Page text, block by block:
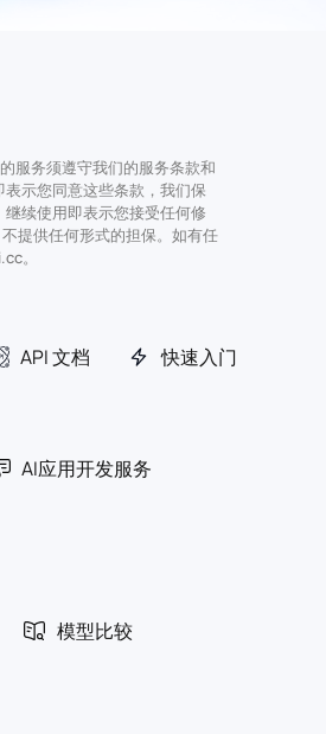
服务须遵守我们的服务条款和
示您同意这些条款，我们保
续使用即表示您接受任何修
提供任何形式的担保。如有任
。
API 文档 快速入门
AI应用开发服务
模型比较